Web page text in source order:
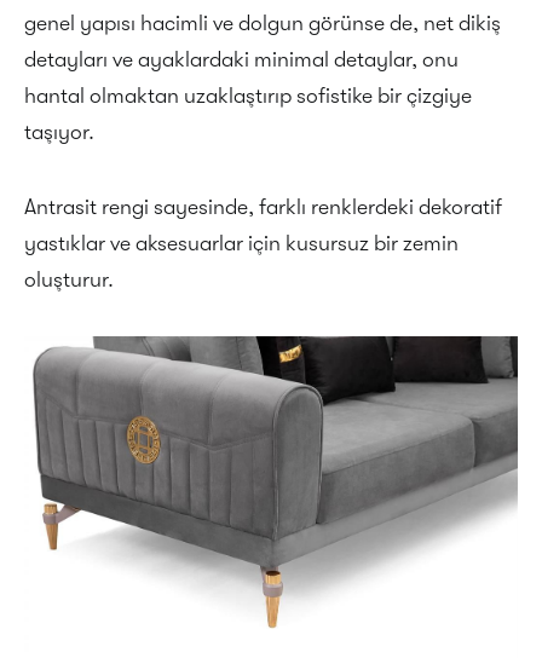
genel yapısı hacimli ve dolgun görünse de, net dikiş
detayları ve ayaklardaki minimal detaylar, onu
hantal olmaktan uzaklaştırıp sofistike bir çizgiye
taşıyor.
Antrasit rengi sayesinde, farklı renklerdeki dekoratif
yastıklar ve aksesuarlar için kusursuz bir zemin
oluşturur.